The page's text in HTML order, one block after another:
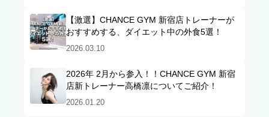
【激選】CHANCE GYM 新宿店トレーナーが
おすすめする、ダイエット中の外食5選！
2026.03.10
2026年 2月から参入！！CHANCE GYM 新宿
店新トレーナー高橋凛についてご紹介！
2026.01.20